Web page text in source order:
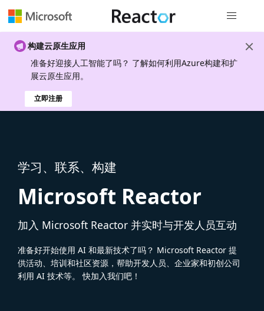
构建云原生应用
准备好迎接人工智能了吗？ 了解如何利用Azure构建和扩
展云原生应用。
立即注册
学习、联系、构建
Microsoft Reactor
加入 Microsoft Reactor 并实时与开发人员互动
准备好开始使用 AI 和最新技术了吗？ Microsoft Reactor 提
供活动、培训和社区资源，帮助开发人员、企业家和初创公司
利用 AI 技术等。 快加入我们吧！